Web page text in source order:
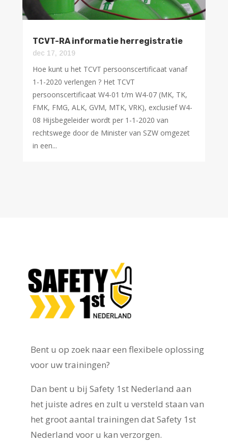
TCVT-RA informatie herregistratie
dec 17, 2019
Hoe kunt u het TCVT persoonscertificaat vanaf
1-1-2020 verlengen ? Het TCVT
persoonscertificaat W4-01 t/m W4-07 (MK, TK,
FMK, FMG, ALK, GVM, MTK, VRK), exclusief W4-
08 Hijsbegeleider wordt per 1-1-2020 van
rechtswege door de Minister van SZW omgezet
in een...
Bent u op zoek naar een flexibele oplossing
voor uw trainingen?
Dan bent u bij Safety 1st Nederland aan
het juiste adres en zult u versteld staan van
het groot aantal trainingen dat Safety 1st
Nederland voor u kan verzorgen.